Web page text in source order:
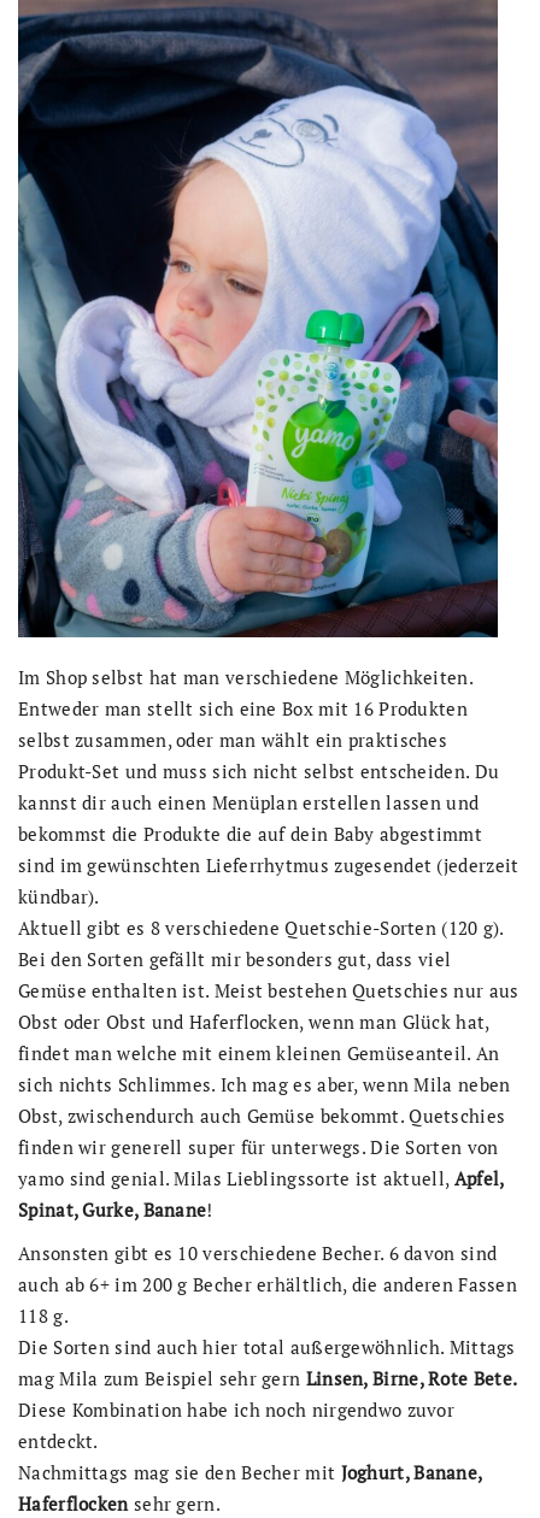
Im Shop selbst hat man verschiedene Möglichkeiten.
Entweder man stellt sich eine Box mit 16 Produkten
selbst zusammen, oder man wählt ein praktisches
Produkt-Set und muss sich nicht selbst entscheiden. Du
kannst dir auch einen Menüplan erstellen lassen und
bekommst die Produkte die auf dein Baby abgestimmt
sind im gewünschten Lieferrhytmus zugesendet (jederzeit
kündbar).
Aktuell gibt es 8 verschiedene Quetschie-Sorten (120 g).
Bei den Sorten gefällt mir besonders gut, dass viel
Gemüse enthalten ist. Meist bestehen Quetschies nur aus
Obst oder Obst und Haferflocken, wenn man Glück hat,
findet man welche mit einem kleinen Gemüseanteil. An
sich nichts Schlimmes. Ich mag es aber, wenn Mila neben
Obst, zwischendurch auch Gemüse bekommt. Quetschies
finden wir generell super für unterwegs. Die Sorten von
yamo sind genial. Milas Lieblingssorte ist aktuell, Apfel,
Spinat, Gurke, Banane!
Ansonsten gibt es 10 verschiedene Becher. 6 davon sind
auch ab 6+ im 200 g Becher erhältlich, die anderen Fassen
118 g.
Die Sorten sind auch hier total außergewöhnlich. Mittags
mag Mila zum Beispiel sehr gern Linsen, Birne, Rote Bete.
Diese Kombination habe ich noch nirgendwo zuvor
entdeckt.
Nachmittags mag sie den Becher mit Joghurt, Banane,
Haferflocken sehr gern.